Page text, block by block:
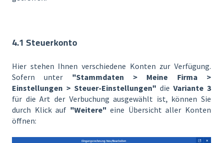
4.1 Steuerkonto
Hier stehen Ihnen verschiedene Konten zur Verfügung.
Sofern unter "Stammdaten > Meine Firma >
Einstellungen > Steuer-Einstellungen" die Variante 3
für die Art der Verbuchung ausgewählt ist, können Sie
durch Klick auf "Weitere" eine Übersicht aller Konten
öffnen: